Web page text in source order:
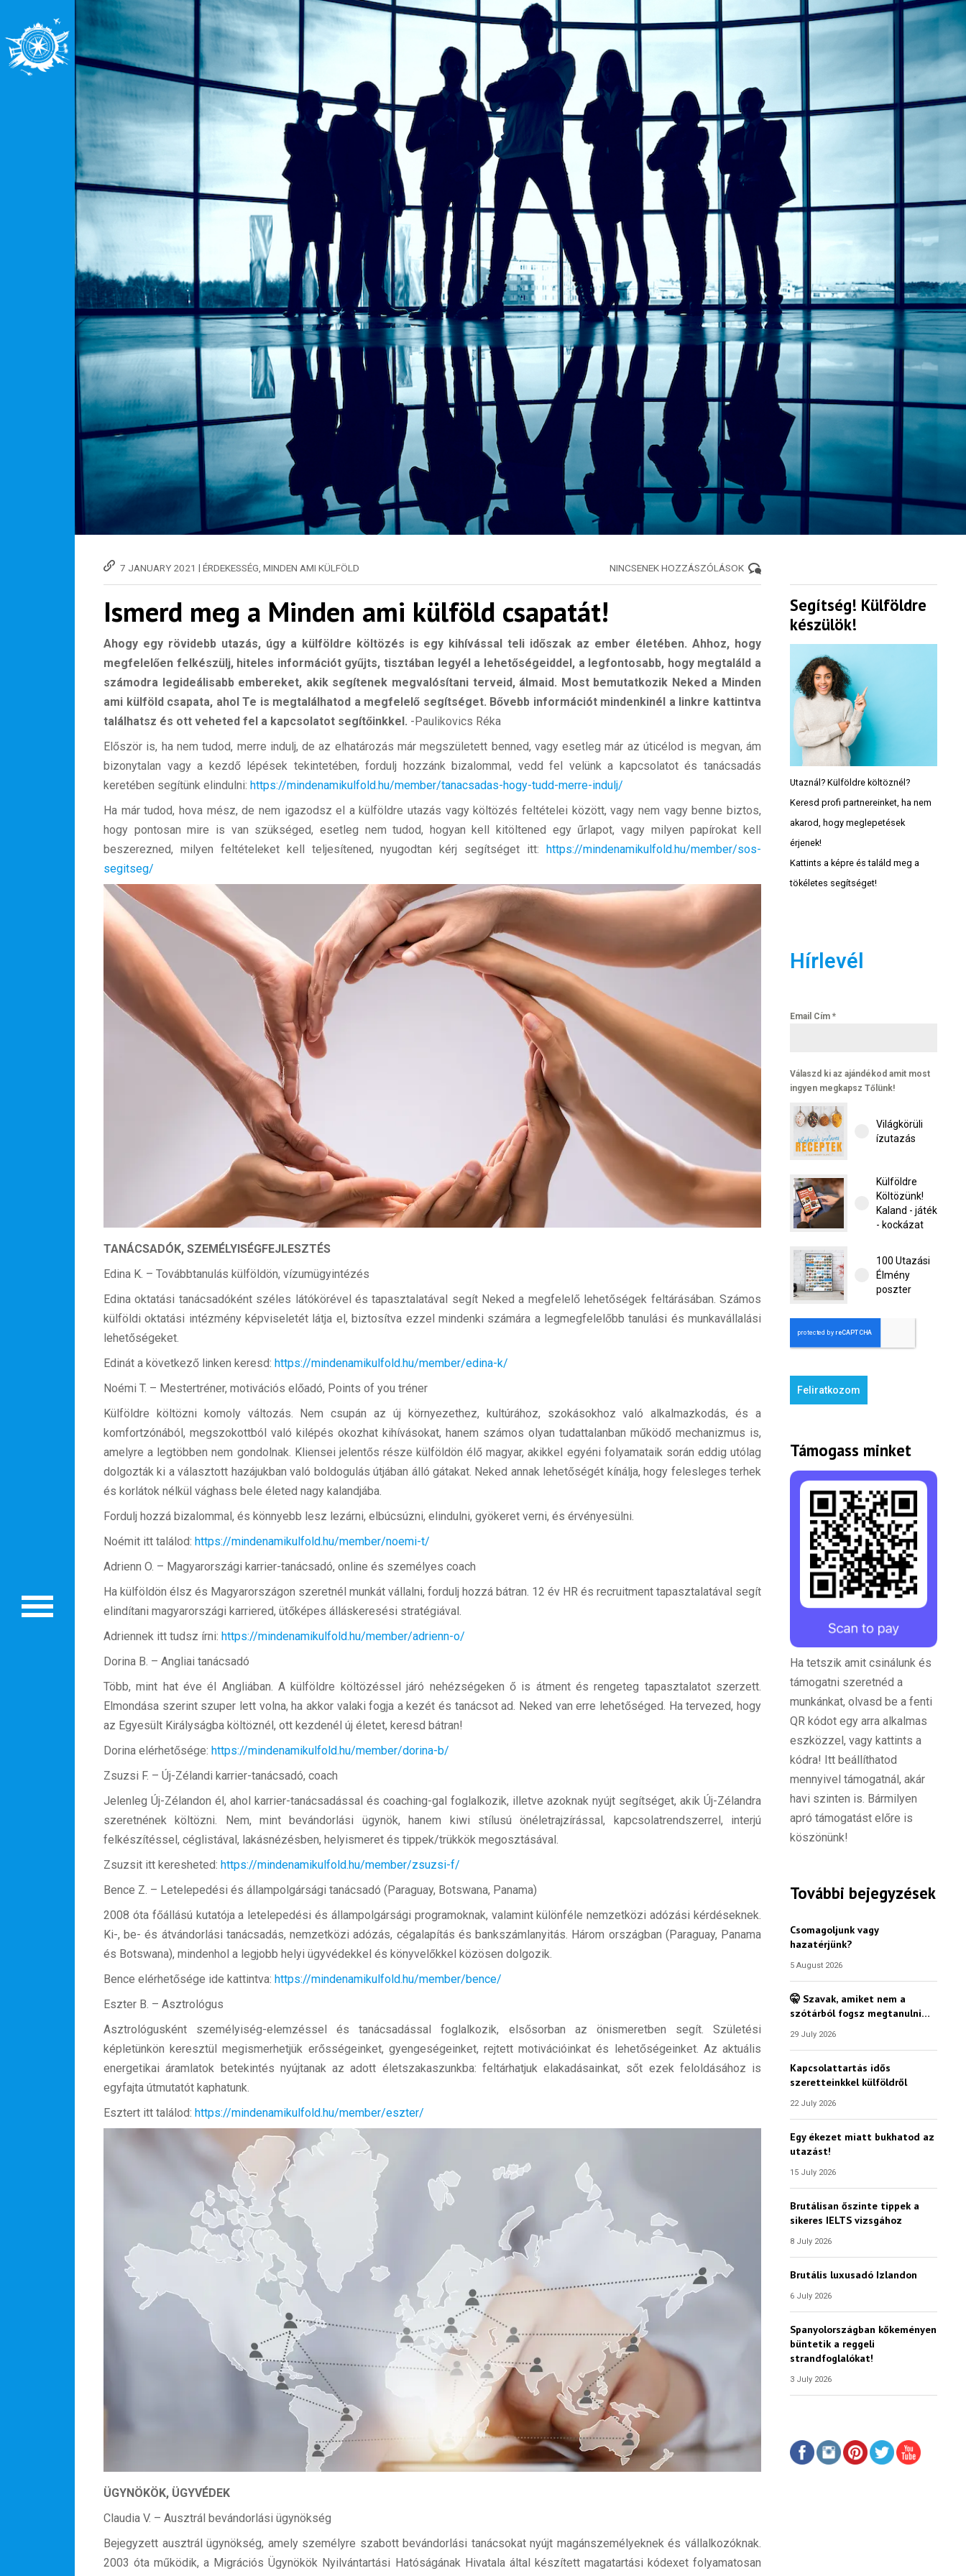
Külföldre költöznék!
Szakértőink
Online bolt
Partnerprogram
Külföldi munkaajánlatok
7 JANUARY 2021 | ÉRDEKESSÉG MINDEN AMI KÜLFÖLD NINCSENEK HOZZÁSZÓLÁSOK
Ismerd meg a Minden ami külföld csapatát!
Ahogy egy rövidebb utazás, úgy a külföldre költözés is egy kihívással teli időszak az ember életében. Ahhoz, hogy
megfelelően felkészülj, hiteles információt gyűjts, tisztában legyél a lehetőségeiddel, a legfontosabb, hogy megtaláld a
számodra legideálisabb embereket, akik segítenek megvalósítani terveid, álmaid. Most bemutatkozik Neked a Minden
ami külföld csapata, ahol Te is megtalálhatod a megfelelő segítséget. Bővebb információt mindenkinél a linkre kattintva
találhatsz és ott veheted fel a kapcsolatot segítőinkkel. -Paulikovics Réka
Először is, ha nem tudod, merre indulj, de az elhatározás már megszületett benned, vagy esetleg már az úticélod is megvan, ám
bizonytalan vagy a kezdő lépések tekintetében, fordulj hozzánk bizalommal, vedd fel velünk a kapcsolatot és tanácsadás
keretében segítünk elindulni: https://mindenamikulfold.hu/member/tanacsadas-hogy-tudd-merre-indulj/
Ha már tudod, hova mész, de nem igazodsz el a külföldre utazás vagy költözés feltételei között, vagy nem vagy benne biztos,
hogy pontosan mire is van szükséged, esetleg nem tudod, hogyan kell kitöltened egy űrlapot, vagy milyen papírokat kell
beszerezned, milyen feltételeket kell teljesítened, nyugodtan kérj segítséget itt: https://mindenamikulfold.hu/member/sos-
segitseg/
TANÁCSADÓK, SZEMÉLYISÉGFEJLESZTÉS
Edina K. – Továbbtanulás külföldön, vízumügyintézés
Edina oktatási tanácsadóként széles látókörével és tapasztalatával segít Neked a megfelelő lehetőségek feltárásában. Számos
külföldi oktatási intézmény képviseletét látja el, biztosítva ezzel mindenki számára a legmegfelelőbb tanulási és munkavállalási
lehetőségeket.
Edinát a következő linken keresd: https://mindenamikulfold.hu/member/edina-k/
Noémi T. – Mestertréner, motivációs előadó, Points of you tréner
Külföldre költözni komoly változás. Nem csupán az új környezethez, kultúrához, szokásokhoz való alkalmazkodás, és a
komfortzónából, megszokottból való kilépés okozhat kihívásokat, hanem számos olyan tudattalanban működő mechanizmus is,
amelyre a legtöbben nem gondolnak. Kliensei jelentős része külföldön élő magyar, akikkel egyéni folyamataik során eddig utólag
dolgozták ki a választott hazájukban való boldogulás útjában álló gátakat. Neked annak lehetőségét kínálja, hogy felesleges terhek
és korlátok nélkül vághass bele életed nagy kalandjába.
Fordulj hozzá bizalommal, és könnyebb lesz lezárni, elbúcsúzni, elindulni, gyökeret verni, és érvényesülni.
Noémit itt találod: https://mindenamikulfold.hu/member/noemi-t/
Adrienn O. – Magyarországi karrier-tanácsadó, online és személyes coach
Ha külföldön élsz és Magyarországon szeretnél munkát vállalni, fordulj hozzá bátran. 12 év HR és recruitment tapasztalatával segít
elindítani magyarországi karriered, ütőképes álláskeresési stratégiával.
Adriennek itt tudsz írni: https://mindenamikulfold.hu/member/adrienn-o/
Dorina B. – Angliai tanácsadó
Több, mint hat éve él Angliában. A külföldre költözéssel járó nehézségeken ő is átment és rengeteg tapasztalatot szerzett.
Elmondása szerint szuper lett volna, ha akkor valaki fogja a kezét és tanácsot ad. Neked van erre lehetőséged. Ha tervezed, hogy
az Egyesült Királyságba költöznél, ott kezdenél új életet, keresd bátran!
Dorina elérhetősége: https://mindenamikulfold.hu/member/dorina-b/
Zsuzsi F. – Új-Zélandi karrier-tanácsadó, coach
Jelenleg Új-Zélandon él, ahol karrier-tanácsadással és coaching-gal foglalkozik, illetve azoknak nyújt segítséget, akik Új-Zélandra
szeretnének költözni. Nem, mint bevándorlási ügynök, hanem kiwi stílusú önéletrajzírással, kapcsolatrendszerrel, interjú
felkészítéssel, céglistával, lakásnézésben, helyismeret és tippek/trükkök megosztásával.
Zsuzsit itt keresheted: https://mindenamikulfold.hu/member/zsuzsi-f/
Bence Z. – Letelepedési és állampolgársági tanácsadó (Paraguay, Botswana, Panama)
2008 óta főállású kutatója a letelepedési és állampolgársági programoknak, valamint különféle nemzetközi adózási kérdéseknek.
Ki-, be- és átvándorlási tanácsadás, nemzetközi adózás, cégalapítás és bankszámlanyitás. Három országban (Paraguay, Panama
és Botswana), mindenhol a legjobb helyi ügyvédekkel és könyvelőkkel közösen dolgozik.
Bence elérhetősége ide kattintva: https://mindenamikulfold.hu/member/bence/
Eszter B. – Asztrológus
Asztrológusként személyiség-elemzéssel és tanácsadással foglalkozik, elsősorban az önismeretben segít. Születési
képletünkön keresztül megismerhetjük erősségeinket, gyengeségeinket, rejtett motivációinkat és lehetőségeinket. Az aktuális
energetikai áramlatok betekintés nyújtanak az adott életszakaszunkba: feltárhatjuk elakadásainkat, sőt ezek feloldásához is
egyfajta útmutatót kaphatunk.
Esztert itt találod: https://mindenamikulfold.hu/member/eszter/
ÜGYNÖKÖK, ÜGYVÉDEK
Claudia V. – Ausztrál bevándorlási ügynökség
Bejegyzett ausztrál ügynökség, amely személyre szabott bevándorlási tanácsokat nyújt magánszemélyeknek és vállalkozóknak.
2003 óta működik, a Migrációs Ügynökök Nyilvántartási Hatóságának Hivatala által készített magatartási kódexet folyamatosan
Segítség! Külföldre
készülök!
Utaznál? Külföldre költöznél?
Keresd profi partnereinket, ha nem
akarod, hogy meglepetések
érjenek!
Kattints a képre és találd meg a
tökéletes segítséget!
Hírlevél
Email Cím *
Válaszd ki az ajándékod amit most
ingyen megkapsz Tőlünk!
Világkörüli
ízutazás
Külföldre
Költözünk!
Kaland - játék
- kockázat
100 Utazási
Élmény
poszter
Feliratkozom
Támogass minket
Ha tetszik amit csinálunk és
támogatni szeretnéd a
munkánkat, olvasd be a fenti
QR kódot egy arra alkalmas
eszközzel, vagy kattints a
kódra! Itt beállíthatod
mennyivel támogatnál, akár
havi szinten is. Bármilyen
apró támogatást előre is
köszönünk!
További bejegyzések
Csomagoljunk vagy
hazatérjünk?
5 August 2026
🤫 Szavak, amiket nem a
szótárból fogsz megtanulni…
29 July 2026
Kapcsolattartás idős
szeretteinkkel külföldről
22 July 2026
Egy ékezet miatt bukhatod az
utazást!
15 July 2026
Brutálisan őszinte tippek a
sikeres IELTS vizsgához
8 July 2026
Brutális luxusadó Izlandon
6 July 2026
Spanyolországban kőkeményen
büntetik a reggeli
strandfoglalókat!
3 July 2026